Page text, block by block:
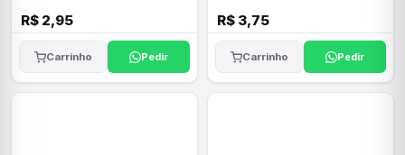
R$ 2,95
Carrinho Pedir
R$ 3,75
Carrinho Pedir